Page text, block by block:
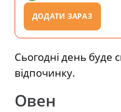
ДОДАТИ ЗАРАЗ
Сьогодні день буде
відпочинку.
Овен